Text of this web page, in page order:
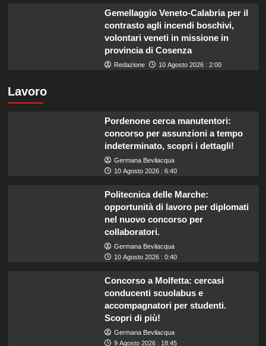
Gemellaggio Veneto-Calabria per il
contrasto agli incendi boschivi,
volontari veneti in missione in
provincia di Cosenza
Redazione 10 Agosto 2026 : 2:00
Lavoro
Pordenone cerca manutentori:
concorso per assunzioni a tempo
indeterminato, scopri i dettagli!
Germana Bevilacqua
10 Agosto 2026 : 6:40
Politecnica delle Marche:
opportunità di lavoro per diplomati
nel nuovo concorso per
collaboratori.
Germana Bevilacqua
10 Agosto 2026 : 0:40
Concorso a Molfetta: cercasi
conducenti scuolabus e
accompagnatori per studenti.
Scopri di più!
Germana Bevilacqua
9 Agosto 2026 : 18:45